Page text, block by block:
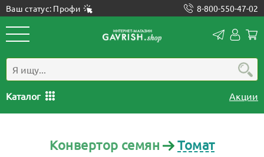
Ваш статус: Профи 8-800-550-47-02
Каталог Акции
Конвертор семян Томат